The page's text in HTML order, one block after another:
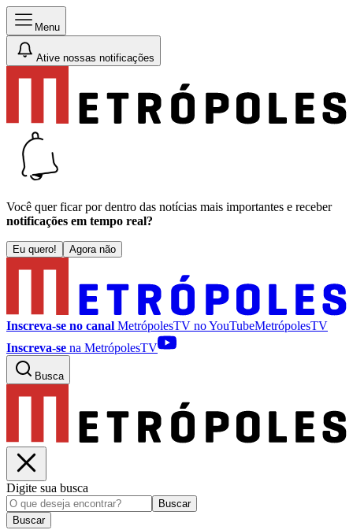
Menu
Ative nossas notificações
Você quer ficar por dentro das notícias mais importantes e receber
notificações em tempo real?
Eu quero! Agora não
Inscreva-se no canal MetrópolesTV noYouTubeMetrópolesTV
Inscreva-se na MetrópolesTV
Busca
Digite sua busca
Buscar
Buscar